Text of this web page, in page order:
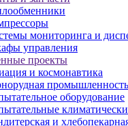
мониторинга и
управления
проекты
и космонавтика
промышленность
оборудование
и